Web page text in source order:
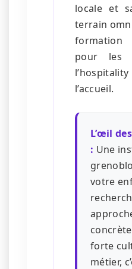
locale et
terrain
pour les
l’accueil.
L’œil
: Une
votre
forte
métier,